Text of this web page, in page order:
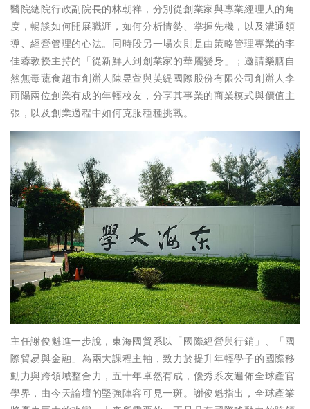
醫院總院行政副院長的林朝祥，分別從創業家與專業經理人的角
度，暢談如何開展職涯，如何分析情勢、掌握先機，以及溝通領
導、經營管理的心法。同時段另一場次則是由策略管理專業的李
佳蓉教授主持的「從新鮮人到創業家的華麗變身」；邀請樂膳自
然無毒蔬食超市創辦人陳昱萱與芙緹國際股份有限公司創辦人李
雨陽兩位創業有成的年輕校友，分享其事業的商業模式與價值主
張，以及創業過程中如何克服種種挑戰。
主任謝俊魁進一步說，東海國貿系以「國際經營與行銷」、「國
際貿易與金融」為兩大課程主軸，致力於提升年輕學子的國際移
動力與跨領域整合力，五十年卓然有成，優秀系友遍佈全球產官
學界，由今天論壇的堅強陣容可見一斑。謝俊魁指出，全球產業